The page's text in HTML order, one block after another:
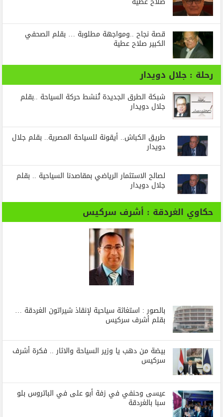
قصة نجاح ..ومواجهة مطلوبة … بقلم الصحفي
الكبير صلاح عطية
رحلة : جلال دويدار
شبكة الطرق الجديدة تُنشط حركة السياحة ..بقلم
جلال دويدار
طريق الكباش.. أيقونة للسياحة المصرية.. بقلم جلال
دويدار
لصالح الاستثمار الرياضي بمقاصدنا السياحية .. بقلم
جلال دويدار
حكاوي الغردقة : أشرف سركيس
بالصور : استغاثة سياحية لإنقاذ شيراتون الغردقة …
بقلم أشرف سركيس
بيضة من دهب يا وزير السياحة والاثار .. فكرة أشرف
سركيس
عيسى وحنفي في زفة أبو على في الباتروس بلو
سبا بالغردقة